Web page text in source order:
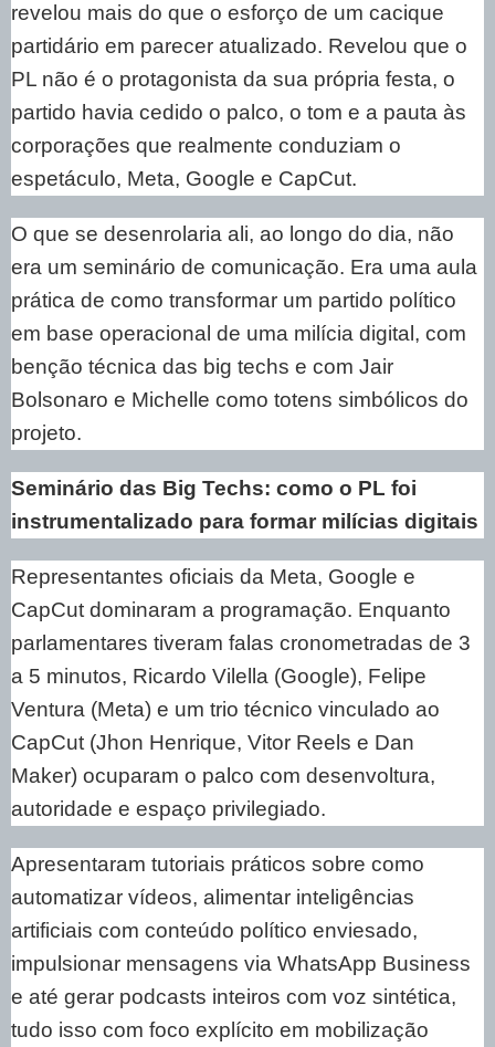
revelou mais do que o esforço de um cacique
partidário em parecer atualizado. Revelou que o
PL não é o protagonista da sua própria festa, o
partido havia cedido o palco, o tom e a pauta às
corporações que realmente conduziam o
espetáculo, Meta, Google e CapCut.
O que se desenrolaria ali, ao longo do dia, não
era um seminário de comunicação. Era uma aula
prática de como transformar um partido político
em base operacional de uma milícia digital, com
benção técnica das big techs e com Jair
Bolsonaro e Michelle como totens simbólicos do
projeto.
Seminário das Big Techs: como o PL foi
instrumentalizado para formar milícias digitais
Representantes oficiais da Meta, Google e
CapCut dominaram a programação. Enquanto
parlamentares tiveram falas cronometradas de 3
a 5 minutos, Ricardo Vilella (Google), Felipe
Ventura (Meta) e um trio técnico vinculado ao
CapCut (Jhon Henrique, Vitor Reels e Dan
Maker) ocuparam o palco com desenvoltura,
autoridade e espaço privilegiado.
Apresentaram tutoriais práticos sobre como
automatizar vídeos, alimentar inteligências
artificiais com conteúdo político enviesado,
impulsionar mensagens via WhatsApp Business
e até gerar podcasts inteiros com voz sintética,
tudo isso com foco explícito em mobilização